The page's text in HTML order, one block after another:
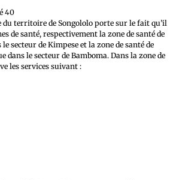
40
territoire de Songololo porte sur le fait qu’il
de santé, respectivement la zone de santé de
secteur de Kimpese et la zone de santé de
dans le secteur de Bamboma. Dans la zone de
les services suivant :